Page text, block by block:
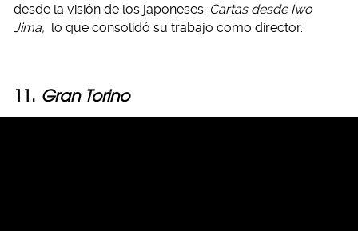
desde la visión de los japoneses: Cartas desde Iwo
Jima, lo que consolidó su trabajo como director.
11. Gran Torino